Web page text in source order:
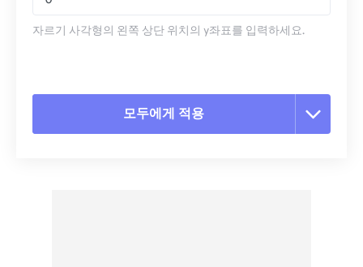
자르기 사각형의 왼쪽 상단 위치의 y좌표를 입력하세요.
모두에게 적용